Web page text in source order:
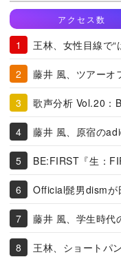
アクセス数
王林、女性目線で“
藤井 風、ツアーオ
歌声分析 Vol.20：
藤井 風、原宿の
BE:FIRST『生：
Official髭男dismが
藤井 風、学生時代
王林、ショートパ